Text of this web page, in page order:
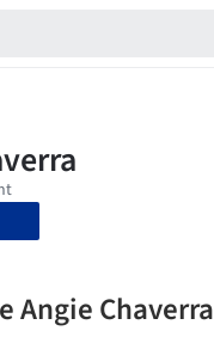
Angie Chaverra